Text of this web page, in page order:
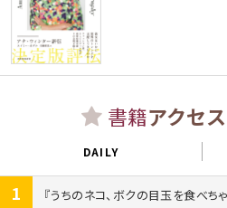
書籍アクセ
DAILY
1
うちのネコ、ボクの目玉を食べち